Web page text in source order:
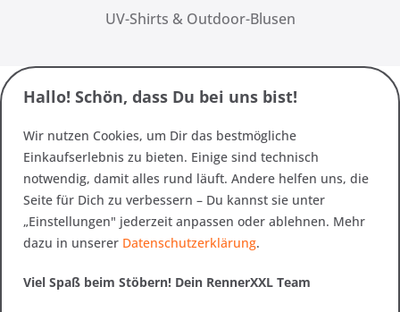
UV-Shirts & Outdoor-Blusen
Hallo! Schön, dass Du bei uns bist!
Wir nutzen Cookies, um Dir das bestmögliche
Einkaufserlebnis zu bieten. Einige sind technisch
notwendig, damit alles rund läuft. Andere helfen uns, die
Seite für Dich zu verbessern – Du kannst sie unter
„Einstellungen" jederzeit anpassen oder ablehnen. Mehr
dazu in unserer Datenschutzerklärung.
Viel Spaß beim Stöbern! Dein RennerXXL Team